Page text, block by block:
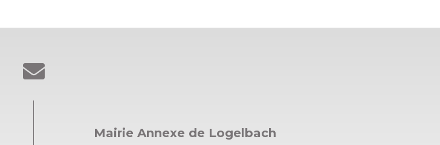
Mairie Annexe de Logelbach